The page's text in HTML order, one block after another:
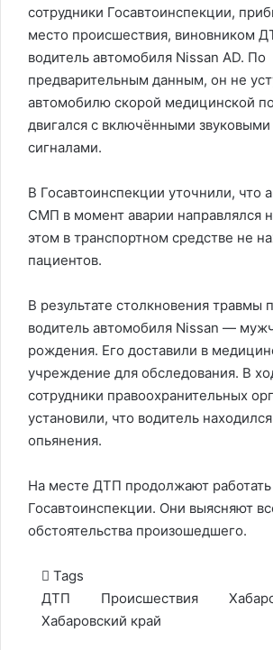
сотрудники Госавтоинспекции,
место происшествия, виновником
водитель автомобиля Nissan AD. По
предварительным данным, он не
автомобилю скорой медицинской
двигался с включёнными
сигналами.
В Госавтоинспекции уточнили, что
СМП в момент аварии направлялся
этом в транспортном средстве не
пациентов.
В результате столкновения травмы
водитель автомобиля Nissan —
рождения. Его доставили в
учреждение для обследования. В
сотрудники правоохранительных
установили, что водитель
опьянения.
На месте ДТП продолжают работать
Госавтоинспекции. Они выясняют
обстоятельства произошедшего.
Tags
ДТП
Происшествия
Хабаровский край